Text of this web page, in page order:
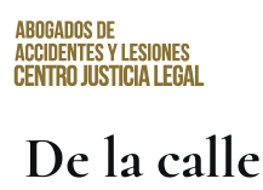
De la